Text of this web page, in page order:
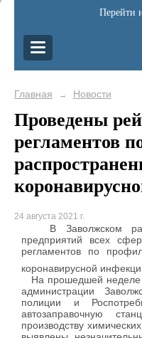
Перейти
Главная → Новости
Проведены
регламентов
24 августа 2021 г.
В Заволжском
предприятий всех
регламентов по
коронавирусной
На прошедшей неделе
администрации
полиции и
автозаправочную
производству